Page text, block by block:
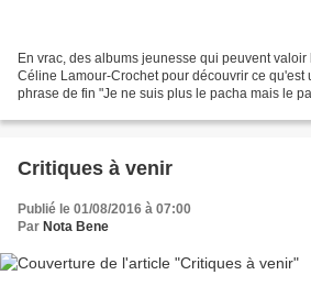
En vrac, des albums jeunesse qui peuvent valoir
Céline Lamour-Crochet pour découvrir ce qu'est
phrase de fin "Je ne suis plus le pacha mais le
Critiques à venir
Publié le 01/08/2016 à 07:00
Par Nota Bene